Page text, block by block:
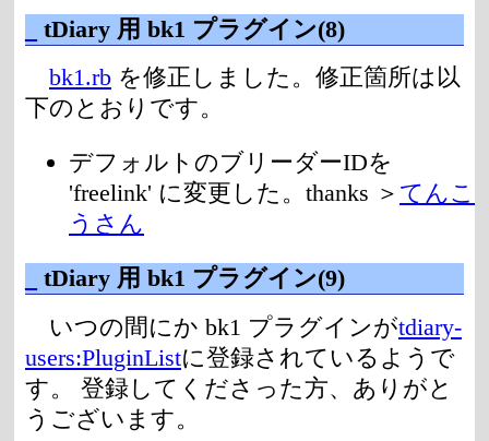
tDiary 用 bk1 プラグイン(8)
bk1.rb を修正しました。修正箇所は以
下のとおりです。
デフォルトのブリーダーIDを
'freelink' に変更した。thanks ＞ てんこ
うさん
tDiary 用 bk1 プラグイン(9)
いつの間にか bk1 プラグインがtdiary-
users:PluginListに登録されているようで
す。 登録してくださった方、ありがと
うございます。